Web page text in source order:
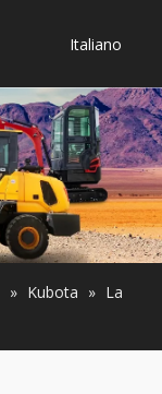
Italiano
Bahasa
indonesia
Türk dili
ไทย
Deutsch
Português
Español
» Kubota » La